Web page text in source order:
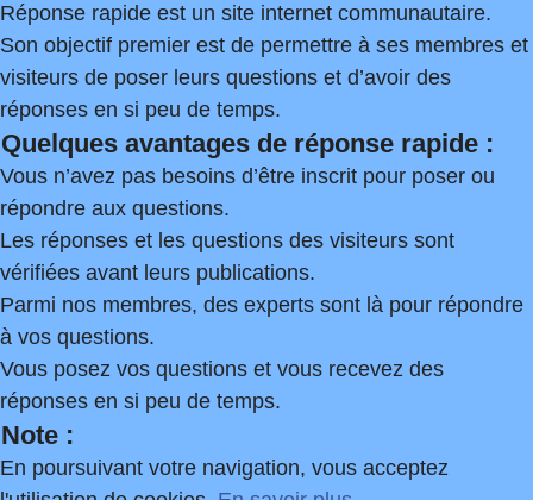
Réponse rapide est un site internet communautaire.
Son objectif premier est de permettre à ses membres et
visiteurs de poser leurs questions et d’avoir des
réponses en si peu de temps.
Quelques avantages de réponse rapide :
Vous n’avez pas besoins d’être inscrit pour poser ou
répondre aux questions.
Les réponses et les questions des visiteurs sont
vérifiées avant leurs publications.
Parmi nos membres, des experts sont là pour répondre
à vos questions.
Vous posez vos questions et vous recevez des
réponses en si peu de temps.
Note :
En poursuivant votre navigation, vous acceptez